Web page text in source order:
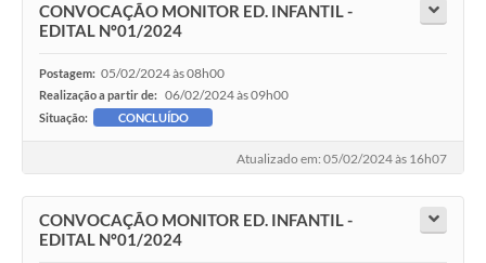
CONVOCAÇÃO MONITOR ED. INFANTIL -
EDITAL Nº01/2024
Postagem: 05/02/2024 às 08h00
Realização a partir de: 06/02/2024 às 09h00
Situação: CONCLUÍDO
Atualizado em: 05/02/2024 às 16h07
CONVOCAÇÃO MONITOR ED. INFANTIL -
EDITAL Nº01/2024